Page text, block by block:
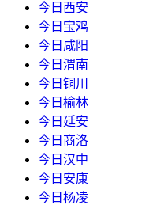
今日西安
今日宝鸡
今日咸阳
今日渭南
今日铜川
今日榆林
今日延安
今日商洛
今日汉中
今日安康
今日杨凌